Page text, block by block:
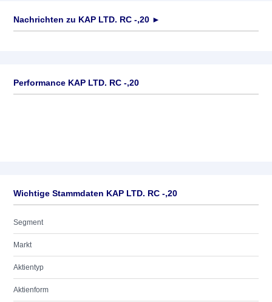
Nachrichten zu KAP LTD. RC -,20 ►
Performance KAP LTD. RC -,20
Wichtige Stammdaten KAP LTD. RC -,20
Segment
Markt
Aktientyp
Aktienform